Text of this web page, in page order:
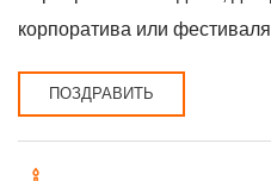
корпоратива или
ПОЗДРАВИТЬ